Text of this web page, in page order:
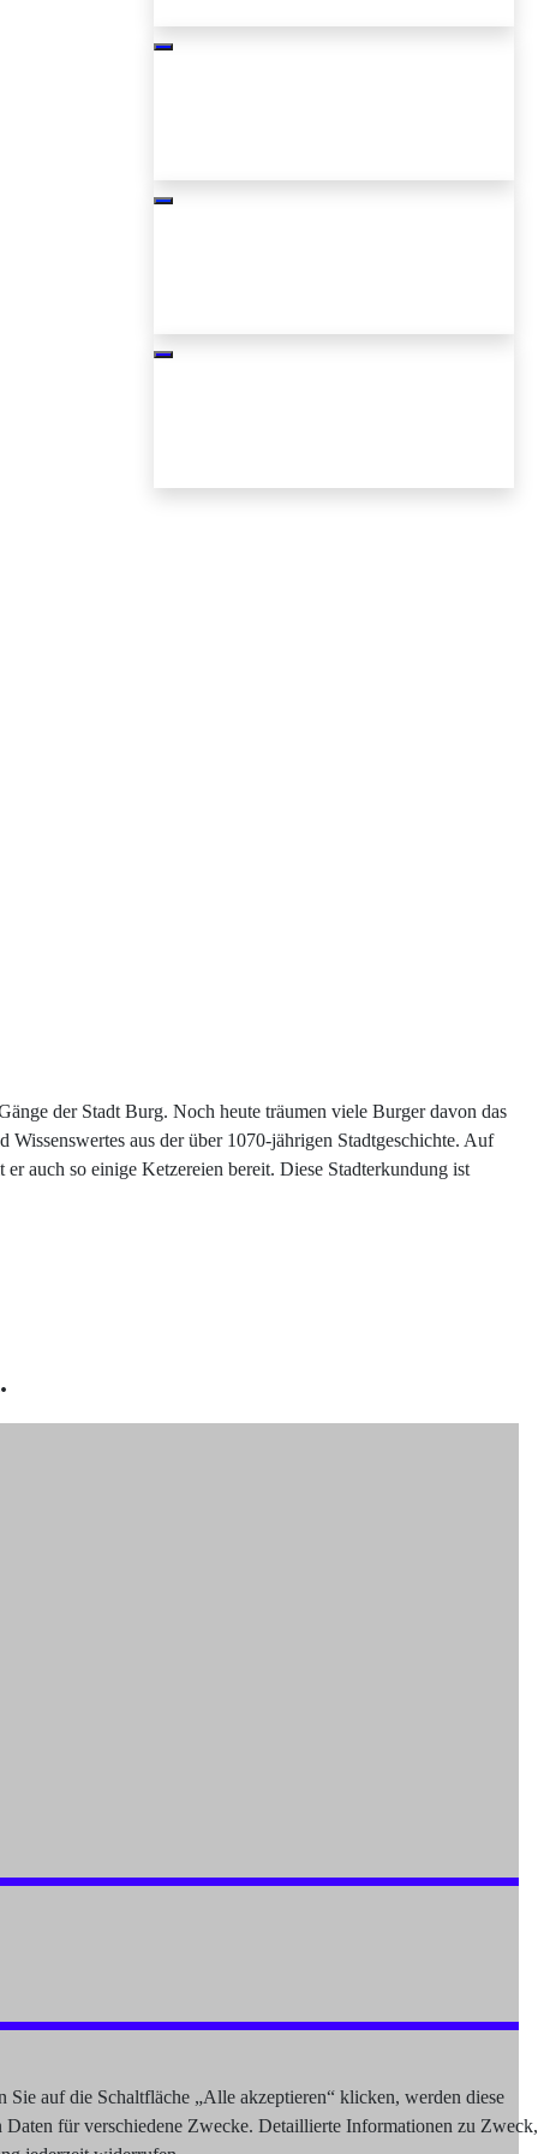
der Stadt Burg. Noch heute träumen viele Burger davon das
aus der über 1070-jährigen Stadtgeschichte. Auf
auch so einige Ketzereien bereit. Diese Stadterkundung ist
auf die Schaltfläche „Alle akzeptieren“ klicken, werden diese
für verschiedene Zwecke. Detaillierte Informationen zu Zweck,